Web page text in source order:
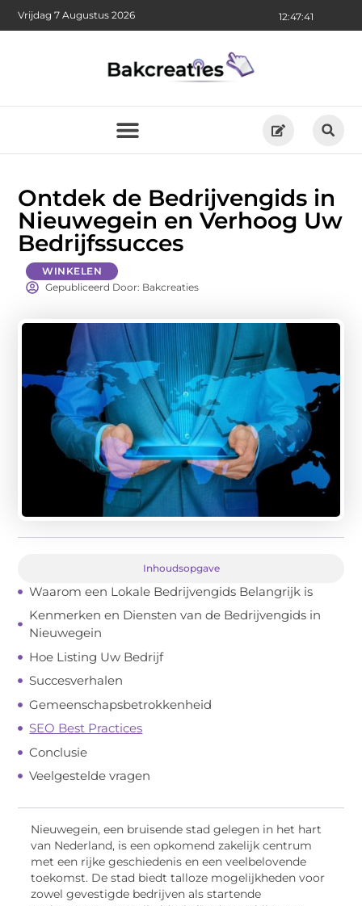
12:47:42
Vrijdag 7 Augustus 2026
Ontdek de Bedrijvengids in
Nieuwegein en Verhoog Uw
Bedrijfssucces
WINKELEN
Gepubliceerd Door: Bakcreaties
Inhoudsopgave
Waarom een Lokale Bedrijvengids Belangrijk is
Kenmerken en Diensten van de Bedrijvengids in
Nieuwegein
Hoe Listing Uw Bedrijf
Succesverhalen
Gemeenschapsbetrokkenheid
SEO Best Practices
Conclusie
Veelgestelde vragen
Nieuwegein, een bruisende stad gelegen in het hart
van Nederland, is een opkomend zakelijk centrum
met een rijke geschiedenis en een veelbelovende
toekomst. De stad biedt talloze mogelijkheden voor
zowel gevestigde bedrijven als startende